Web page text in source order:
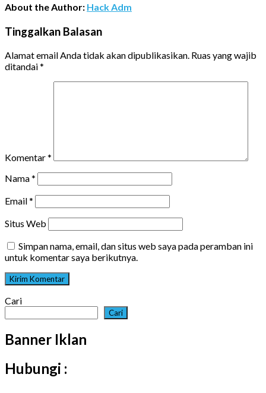
About the Author: Hack Adm
Tinggalkan Balasan
Alamat email Anda tidak akan dipublikasikan. Ruas yang wajib
ditandai*
Komentar*
Nama*
Email*
Situs Web
Simpan nama, email, dan situs web saya pada peramban ini
untuk komentar saya berikutnya.
Cari
Cari
Banner Iklan
Hubungi :